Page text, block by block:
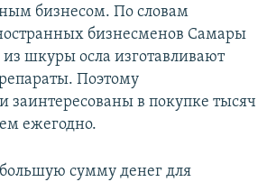
бизнесом. По словам
бизнесменов Самары
шкуры осла изготавливают
Поэтому
заинтересованы в покупке тысяч
ежегодно.
сумму денег для